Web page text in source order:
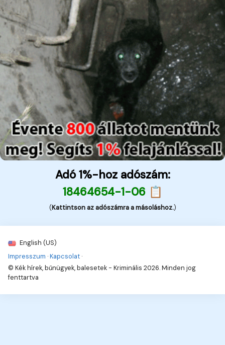
Adó 1%-hoz adószám:
18464654-1-06 📋
(Kattintson az adószámra a másoláshoz.)
English (US)
Impresszum ·Kapcsolat ·
© Kék hírek, bűnügyek, balesetek - Kriminális 2026. Minden jog
fenttartva